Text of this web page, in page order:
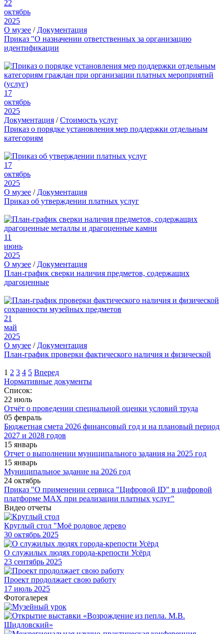
22
октябрь
2025
О музее / Документация
Приказ "О назначении ответственных за организацию
идентификации
17
октябрь
2025
Документация /Стоимость услуг
Приказ о порядке установления мер поддержки отдельным
категориям
17
октябрь
2025
О музее / Документация
Приказ об утверждении платных услуг
11
июнь
2025
О музее / Документация
План-график сверки наличия предметов, содержащих
драгоценные
21
май
2025
О музее / Документация
План-график проверки фактического наличия и физической
1 2 3 4 5 Вперед
Нормативные документы
Список:
22 июль
Отчёт о проведении специальной оценки условий труда
05 февраль
Бюджетная смета 2026 финансовый год и на плановый период
2027 и 2028 годов
15 январь
Отчет о выполнении муниципального задания на 2025 год
15 январь
Муниципальное задание на 2026 год
24 октябрь
Приказ "О применении сервиса "Цифровой ID" в цифровой
платформе МАХ при реализации платных услуг"
Видео отчеты
Круглый стол "Моё родовое дерево
30 октябрь 2025
О служилых людях города-крепости Усёрд
23 сентябрь 2025
Проект продолжает свою работу
17 июль 2025
Фотогалерея